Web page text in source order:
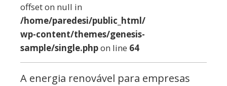
offset on null in
/home/paredesi/public_html/
wp-content/themes/genesis-
sample/single.phpon line 64
A energia renovável para empresas